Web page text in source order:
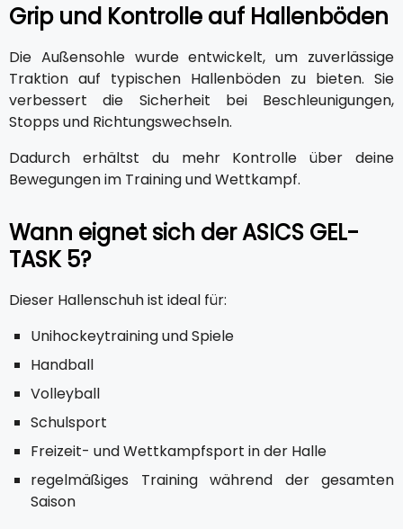
Grip und Kontrolle auf Hallenböden
Die Außensohle wurde entwickelt, um zuverlässige
Traktion auf typischen Hallenböden zu bieten. Sie
verbessert die Sicherheit bei Beschleunigungen,
Stopps und Richtungswechseln.
Dadurch erhältst du mehr Kontrolle über deine
Bewegungen im Training und Wettkampf.
Wann eignet sich der ASICS GEL-
TASK 5?
Dieser Hallenschuh ist ideal für:
Unihockeytraining und Spiele
Handball
Volleyball
Schulsport
Freizeit- und Wettkampfsport in der Halle
regelmäßiges Training während der gesamten
Saison